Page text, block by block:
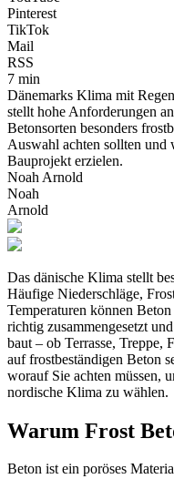
Pinterest
TikTok
Mail
RSS
7 min
Dänemarks Klima mit
stellt hohe Anforderungen
Betonsorten besonders
Auswahl achten sollten und
Bauprojekt erzielen.
Noah Arnold
Noah
Arnold
Das dänische Klima stellt
Häufige Niederschläge,
Temperaturen können
richtig zusammengesetzt
baut – ob Terrasse, Treppe,
auf frostbeständigen Beton
worauf Sie achten müssen,
nordische Klima zu wählen.
Warum Frost
Beton ist ein poröses